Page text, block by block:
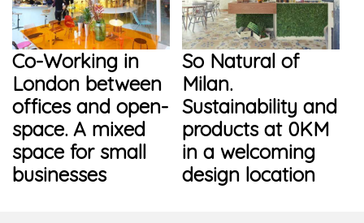
Co-Working in
London between
offices and open-
space. A mixed
space for small
businesses
So Natural of
Milan.
Sustainability and
products at 0KM
in a welcoming
design location